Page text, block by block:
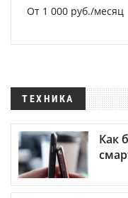
От 1 000 руб./месяц
ТЕХНИКА
Как